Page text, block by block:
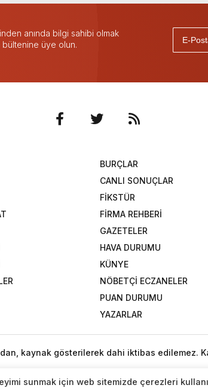
anında bilgi sahibi olmak
bültenine üye olun.
BURÇLAR
CANLI SONUÇLAR
FİKSTÜR
FİRMA REHBERİ
GAZETELER
HAVA DURUMU
KÜNYE
NÖBETÇİ ECZANELER
PUAN DURUMU
YAZARLAR
kaynak gösterilerek dahi iktibas edilemez.
sunmak için web sitemizde çerezleri